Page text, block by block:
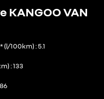
KANGOO VAN
(l/100km) 5.1
133